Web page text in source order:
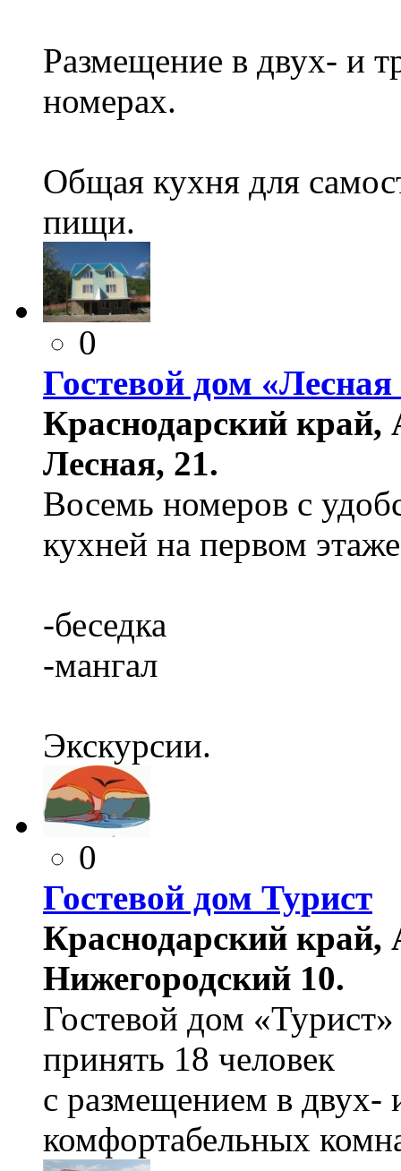
Размещение в двух- и
номерах.
Общая кухня для
пищи.
0
Гостевой дом
Краснодарский
Лесная, 21.
Восемь номеров с
кухней на первом
-беседка
-мангал
Экскурсии.
0
Гостевой дом Турист
Краснодарский
Нижегородский 10.
Гостевой дом
принять 18 человек
с размещением в двух-
комфортабельных